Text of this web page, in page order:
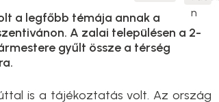
a legfőbb témája annak a
A zalai településen a 2-
gyűlt össze a térség
is a tájékoztatás volt. Az ország